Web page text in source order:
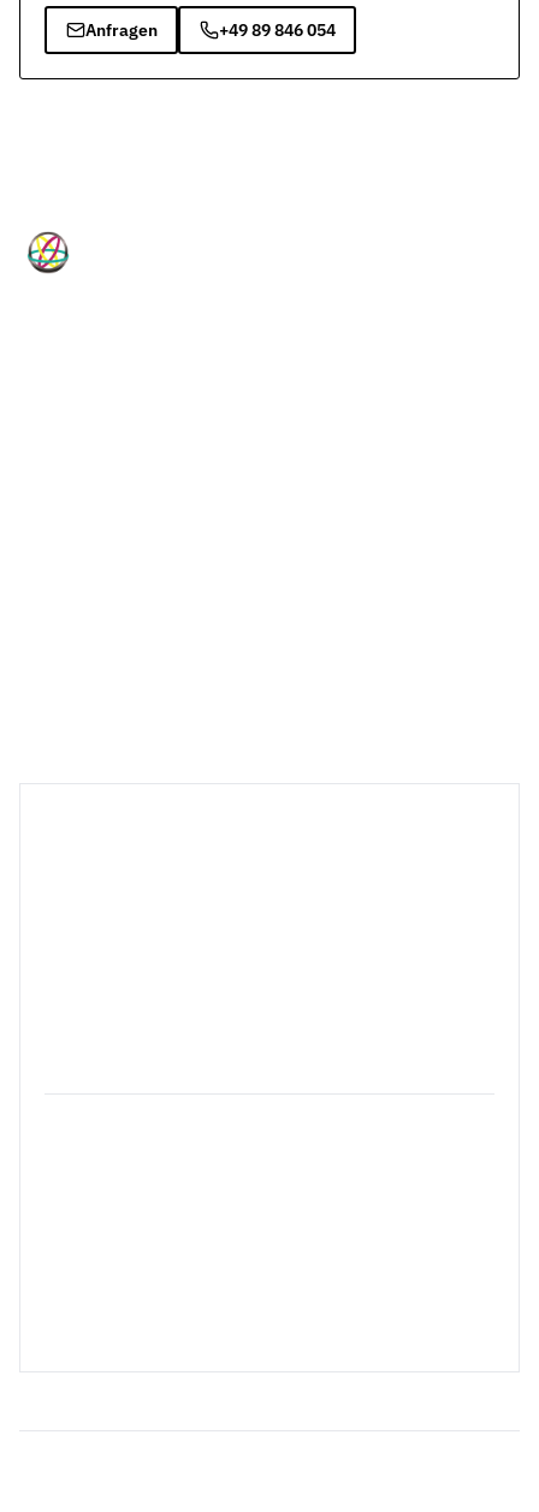
Anfragen +49 89 846 054